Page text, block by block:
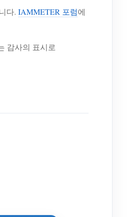
다. IAMMETER 포럼에
감사의 표시로